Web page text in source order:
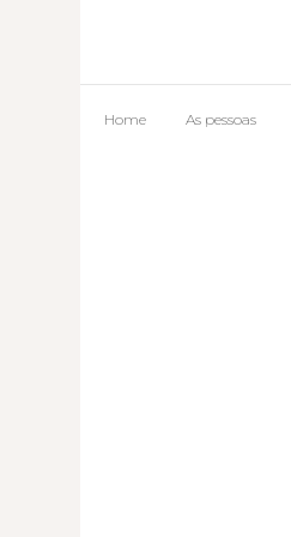
Home As pessoas